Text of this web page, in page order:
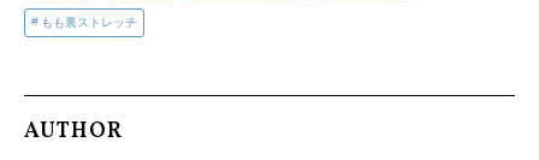
もも裏ストレッチ
AUTHOR